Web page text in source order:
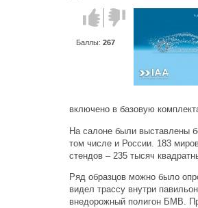
Голос за!Голос
против!
Баллы: 267
включено в базовую
На салоне были выставлены
том числе и России. 183
стендов – 235 тысяч
Ряд образцов можно было
видел трассу внутри
внедорожный полигон БМВ.